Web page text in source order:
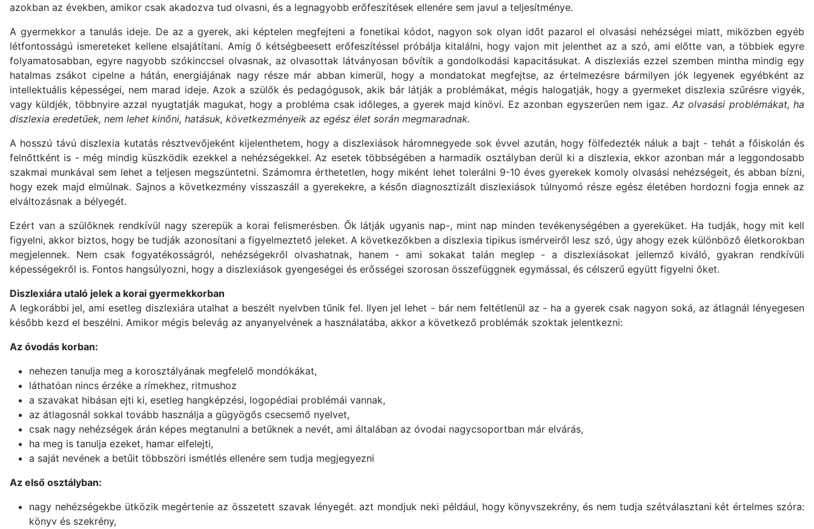
azokban az években, amikor csak akadozva tud olvasni, és a legnagyobb erőfeszítések ellenére sem javul a teljesítménye.
A gyermekkor a tanulás ideje. De az a gyerek, aki képtelen megfejteni a fonetikai kódot, nagyon sok olyan időt pazarol el olvasási nehézségei miatt, miközben egyéb
létfontosságú ismereteket kellene elsajátítani. Amíg ő kétségbeesett erőfeszítéssel próbálja kitalálni, hogy vajon mit jelenthet az a szó, ami előtte van, a többiek egyre
folyamatosabban, egyre nagyobb szókinccsel olvasnak, az olvasottak látványosan bővítik a gondolkodási kapacitásukat. A diszlexiás ezzel szemben mintha mindig egy
hatalmas zsákot cipelne a hátán, energiájának nagy része már abban kimerül, hogy a mondatokat megfejtse, az értelmezésre bármilyen jók legyenek egyébként az
intellektuális képességei, nem marad ideje. Azok a szülők és pedagógusok, akik bár látják a problémákat, mégis halogatják, hogy a gyermeket diszlexia szűrésre vigyék,
vagy küldjék, többnyire azzal nyugtatják magukat, hogy a probléma csak időleges, a gyerek majd kinövi. Ez azonban egyszerűen nem igaz. Az olvasási problémákat, ha
diszlexia eredetűek, nem lehet kinőni, hatásuk, következményeik az egész élet során megmaradnak.
A hosszú távú diszlexia kutatás résztvevőjeként kijelenthetem, hogy a diszlexiások háromnegyede sok évvel azután, hogy fölfedezték náluk a bajt - tehát a főiskolán és
felnőttként is - még mindig küszködik ezekkel a nehézségekkel. Az esetek többségében a harmadik osztályban derül ki a diszlexia, ekkor azonban már a leggondosabb
szakmai munkával sem lehet a teljesen megszüntetni. Számomra érthetetlen, hogy miként lehet tolerálni 9-10 éves gyerekek komoly olvasási nehézségeit, és abban bízni,
hogy ezek majd elmúlnak. Sajnos a következmény visszaszáll a gyerekekre, a későn diagnosztizált diszlexiások túlnyomó része egész életében hordozni fogja ennek az
elváltozásnak a bélyegét.
Ezért van a szülőknek rendkívül nagy szerepük a korai felismerésben. Ők látják ugyanis nap-, mint nap minden tevékenységében a gyereküket. Ha tudják, hogy mit kell
figyelni, akkor biztos, hogy be tudják azonosítani a figyelmeztető jeleket. A következőkben a diszlexia tipikus ismérveiről lesz szó, úgy ahogy ezek különböző életkorokban
megjelennek. Nem csak fogyatékosságról, nehézségekről olvashatnak, hanem - ami sokakat talán meglep - a diszlexiásokat jellemző kiváló, gyakran rendkívüli
képességekről is. Fontos hangsúlyozni, hogy a diszlexiások gyengeségei és erősségei szorosan összefüggnek egymással, és célszerű együtt figyelni őket.
Diszlexiára utaló jelek a korai gyermekkorban
A legkorábbi jel, ami esetleg diszlexiára utalhat a beszélt nyelvben tűnik fel. Ilyen jel lehet - bár nem feltétlenül az - ha a gyerek csak nagyon soká, az átlagnál lényegesen
később kezd el beszélni. Amikor mégis belevág az anyanyelvének a használatába, akkor a következő problémák szoktak jelentkezni:
Az óvodás korban:
nehezen tanulja meg a korosztályának megfelelő mondókákat,
láthatóan nincs érzéke a rímekhez, ritmushoz
a szavakat hibásan ejti ki, esetleg hangképzési, logopédiai problémái vannak,
az átlagosnál sokkal tovább használja a gügyögős csecsemő nyelvet,
csak nagy nehézségek árán képes megtanulni a betűknek a nevét, ami általában az óvodai nagycsoportban már elvárás,
ha meg is tanulja ezeket, hamar elfelejti,
a saját nevének a betűit többszöri ismétlés ellenére sem tudja megjegyezni
Az első osztályban:
nagy nehézségekbe ütközik megértenie az összetett szavak lényegét. azt mondjuk neki például, hogy könyvszekrény, és nem tudja szétválasztani két értelmes szóra:
könyv és szekrény,